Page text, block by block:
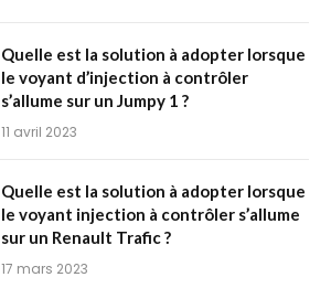
Quelle est la solution à adopter lorsque
le voyant d’injection à contrôler
s’allume sur un Jumpy 1 ?
11 avril 2023
Quelle est la solution à adopter lorsque
le voyant injection à contrôler s’allume
sur un Renault Trafic ?
17 mars 2023